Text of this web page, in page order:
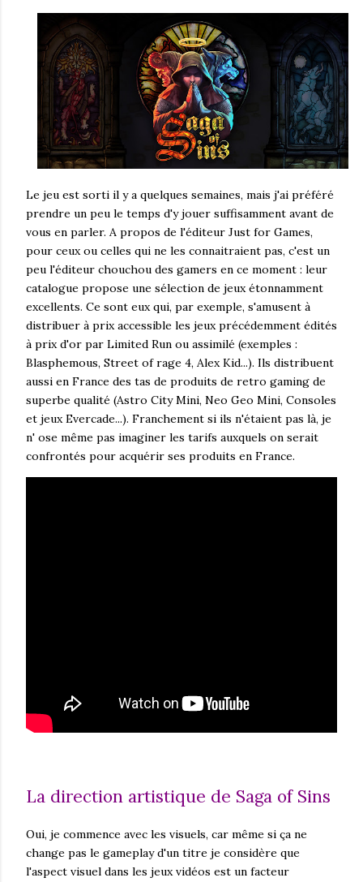
Le jeu est sorti il y a quelques semaines, mais j'ai préféré
prendre un peu le temps d'y jouer suffisamment avant de
vous en parler. A propos de l'éditeur Just for Games,
pour ceux ou celles qui ne les connaitraient pas, c'est un
peu l'éditeur chouchou des gamers en ce moment : leur
catalogue propose une sélection de jeux étonnamment
excellents. Ce sont eux qui, par exemple, s'amusent à
distribuer à prix accessible les jeux précédemment édités
à prix d'or par Limited Run ou assimilé (exemples :
Blasphemous, Street of rage 4, Alex Kid...). Ils distribuent
aussi en France des tas de produits de retro gaming de
superbe qualité (Astro City Mini, Neo Geo Mini, Consoles
et jeux Evercade...). Franchement si ils n'étaient pas là, je
n' ose même pas imaginer les tarifs auxquels on serait
confrontés pour acquérir ses produits en France.
La direction artistique de Saga of Sins
Oui, je commence avec les visuels, car même si ça ne
change pas le gameplay d'un titre je considère que
l'aspect visuel dans les jeux vidéos est un facteur